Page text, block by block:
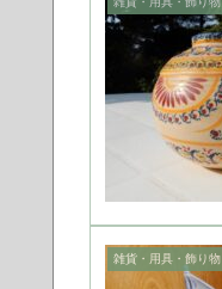
雑貨・用具・飾り物